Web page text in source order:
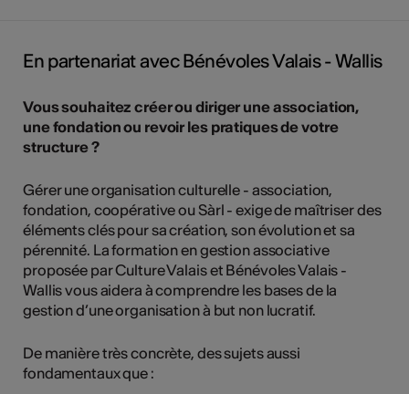
En partenariat avec Bénévoles Valais - Wallis
Vous souhaitez créer ou diriger une association,
une fondation ou revoir les pratiques de votre
structure ?
Gérer une organisation culturelle - association,
fondation, coopérative ou Sàrl - exige de maîtriser des
éléments clés pour sa création, son évolution et sa
pérennité. La formation en gestion associative
proposée par Culture Valais et Bénévoles Valais -
Wallis vous aidera à comprendre les bases de la
gestion d’une organisation à but non lucratif.
De manière très concrète, des sujets aussi
fondamentaux que :